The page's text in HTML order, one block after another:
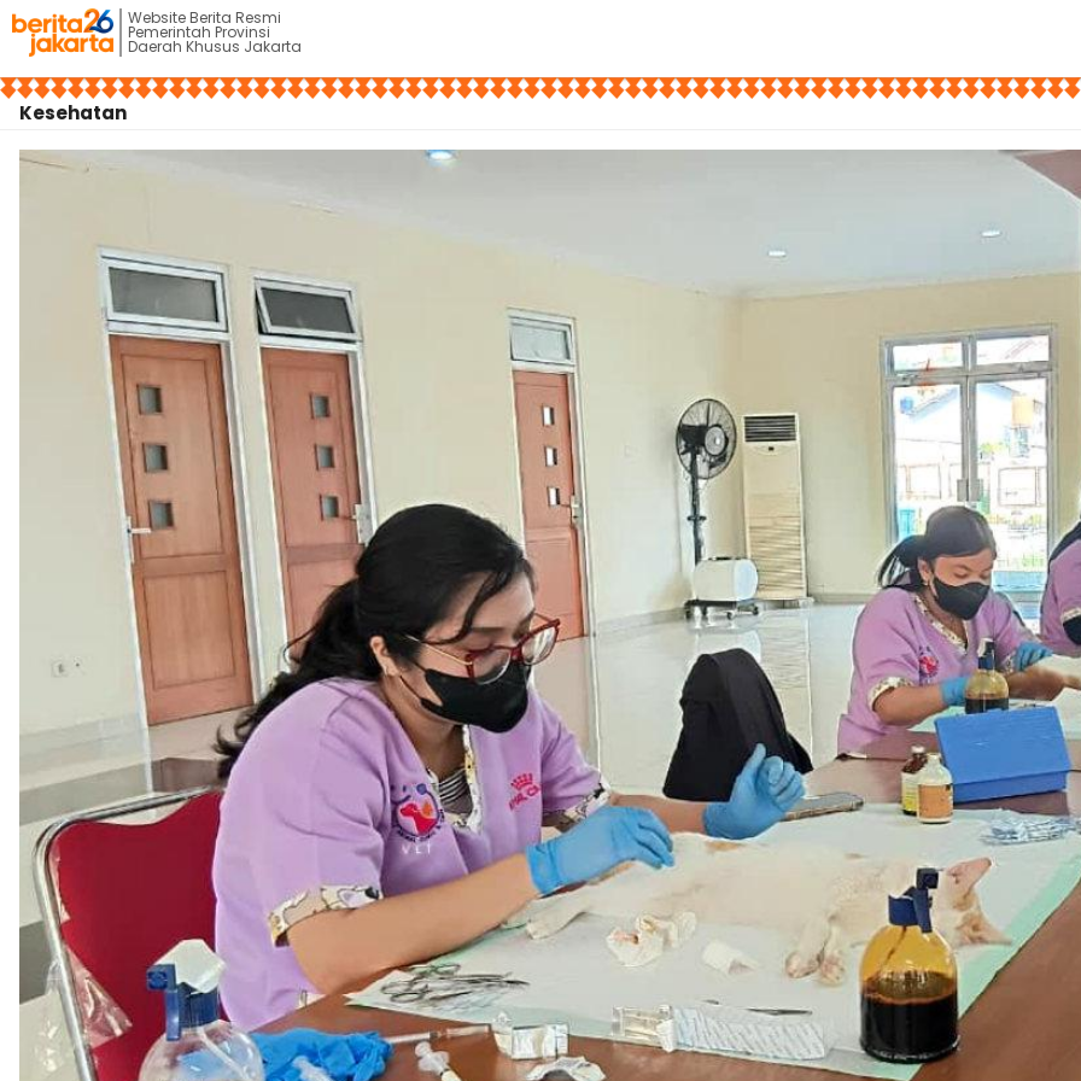
Website Berita Resmi
Pemerintah Provinsi
Daerah Khusus Jakarta
Kesehatan